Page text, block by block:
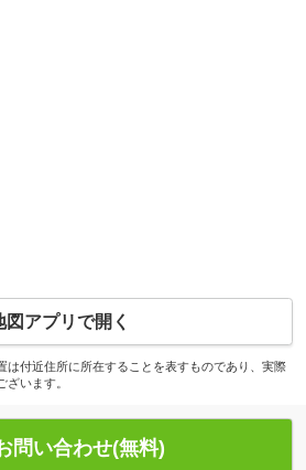
図アプリで開く
付近住所に所在することを表すものであり、実際
います。
問い合わせ(無料)